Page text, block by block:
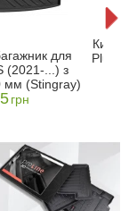
для
(2021-...) з
мм (Stingray)
грн
Plus